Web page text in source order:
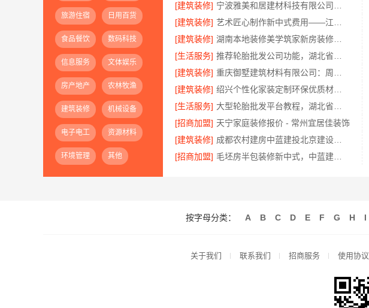
旅游住宿 日用百货
食品餐饮 数码科技
信息服务 文体娱乐
房产地产 农林牧渔
建筑装修 机械设备
电子电工 资源材料
环境管理 其他
[建筑装修]
[建筑装修]
[建筑装修]
[生活服务]
[建筑装修]
[建筑装修]
[生活服务]
[招商加盟] 天宁家庭装修报价 - 常州宜居佳装饰
[建筑装修]
[招商加盟]
按字母分类： A B C D E F G H I
关于我们 联系我们 招商服务 使用协议